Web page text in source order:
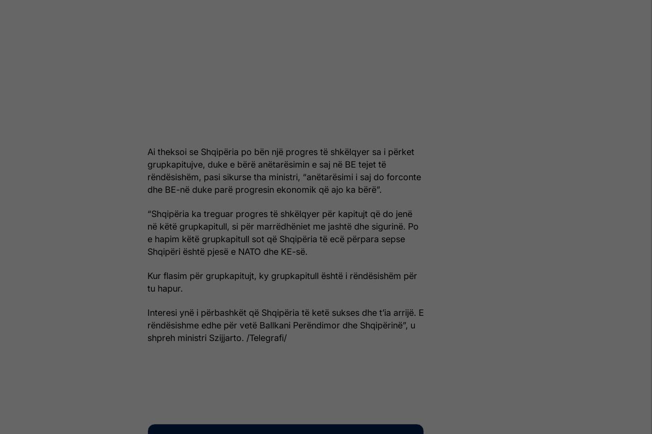
Ai theksoi se Shqipëria po bën një progres të shkëlqyer sa i përket
grupkapitujve, duke e bërë anëtarësimin e saj në BE tejet të
rëndësishëm, pasi sikurse tha ministri, “anëtarësimi i saj do forconte
dhe BE-në duke parë progresin ekonomik që ajo ka bërë”.
“Shqipëria ka treguar progres të shkëlqyer për kapitujt që do jenë
në këtë grupkapitull, si për marrëdhëniet me jashtë dhe sigurinë. Po
e hapim këtë grupkapitull sot që Shqipëria të ecë përpara sepse
Shqipëri është pjesë e NATO dhe KE-së.
Kur flasim për grupkapitujt, ky grupkapitull është i rëndësishëm për
tu hapur.
Interesi ynë i përbashkët që Shqipëria të ketë sukses dhe t’ia arrijë. E
rëndësishme edhe për vetë Ballkani Perëndimor dhe Shqipërinë”, u
shpreh ministri Szijjarto. /Telegrafi/